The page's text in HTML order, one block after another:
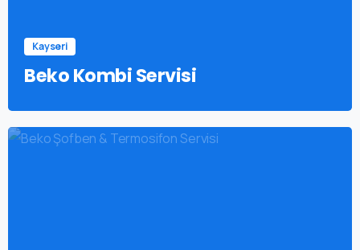
Kayseri
Beko Kombi Servisi